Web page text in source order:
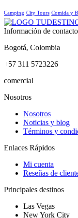
Camping City Tours Comida y
Información de contacto
Bogotá, Colombia
+57 311 5723226
comercial
Nosotros
Nosotros
Noticias y blog
Términos y
Enlaces Rápidos
Mi cuenta
Reseñas de
Principales destinos
Las Vegas
New York City